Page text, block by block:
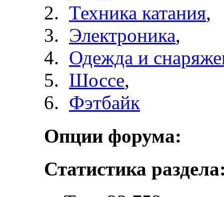
Техника катания,
Электроника,
Одежда и
Шоссе,
Фэтбайк
Опции форума:
Статистика